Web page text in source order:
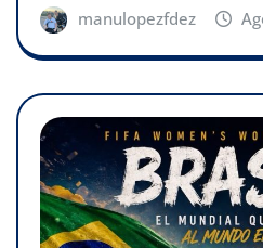
manulopezfdez